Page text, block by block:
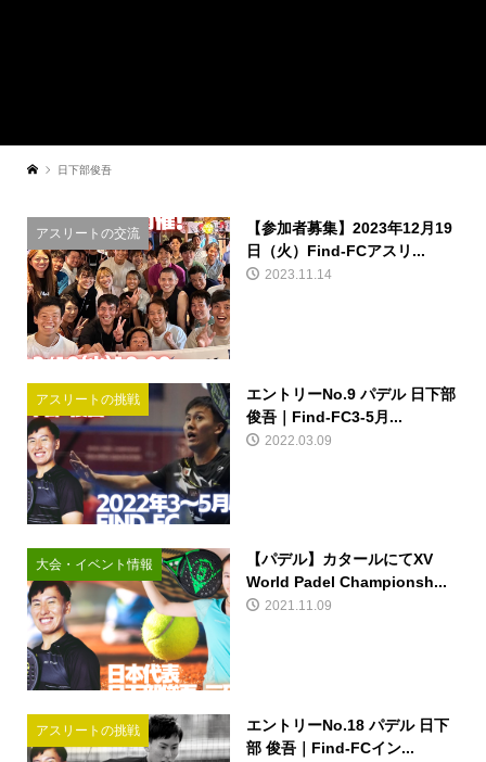
日下部俊吾
アスリートの交流
【参加者募集】2023年12月19
日（火）Find-FCアスリ...
2023.11.14
アスリートの挑戦
エントリーNo.9 パデル 日下部
俊吾｜Find-FC3-5月...
2022.03.09
大会・イベント情報
【パデル】カタールにてXV
World Padel Championsh...
2021.11.09
アスリートの挑戦
エントリーNo.18 パデル 日下
部 俊吾｜Find-FCイン...